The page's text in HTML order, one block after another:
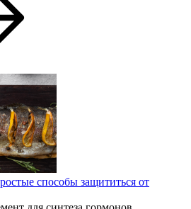
способы защититься от